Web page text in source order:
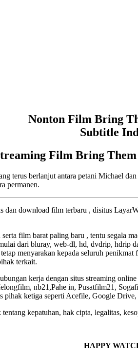
Nonton Film Bring
Subtitle
Film Bring
terus berlanjut antara petani Michael
permanen.
dan download film terbaru , disitus
film barat paling baru , tentu
dari bluray, web-dl, hd, dvdrip, hdrip
menyarakan kepada seluruh
terkait.
kerja dengan situs streaming
nb21,Pahe in, Pusatfilm21,
pihak ketiga seperti Acefile, Google
kepatuhan, hak cipta, legalitas,
HAPPY